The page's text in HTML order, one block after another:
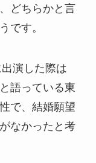
どちらかと言
です。
演した際は
語っている東
で、結婚願望
なかったと考